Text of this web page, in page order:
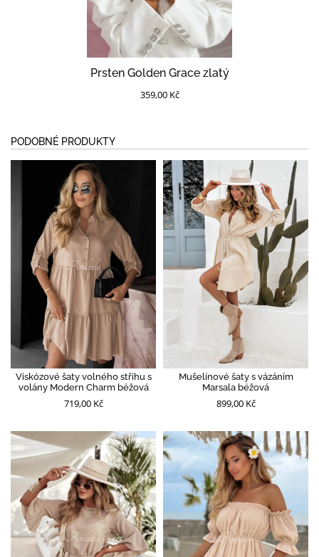
Prsten Golden Grace zlatý
359,00 Kč
PODOBNÉ PRODUKTY
Viskózové šaty volného střihu s
volány Modern Charm béžová
719,00 Kč
Mušelínové šaty s vázáním
Marsala béžová
899,00 Kč